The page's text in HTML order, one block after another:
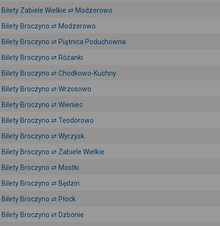
Bilety Zabiele Wielkie ⇄ Modzerowo
Bilety Broczyno ⇄ Modzerowo
Bilety Broczyno ⇄ Piątnica Poduchowna
Bilety Broczyno ⇄ Różanki
Bilety Broczyno ⇄ Chodkowo-Kuchny
Bilety Broczyno ⇄ Wrzosowo
Bilety Broczyno ⇄ Wieniec
Bilety Broczyno ⇄ Teodorowo
Bilety Broczyno ⇄ Wyrzysk
Bilety Broczyno ⇄ Zabiele Wielkie
Bilety Broczyno ⇄ Mostki
Bilety Broczyno ⇄ Będzin
Bilety Broczyno ⇄ Płock
Bilety Broczyno ⇄ Dzbonie